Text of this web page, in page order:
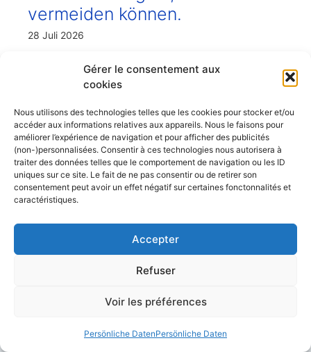
Gérer le consentement aux
cookies
Nous utilisons des technologies telles que les cookies pour stocker et/ou
accéder aux informations relatives aux appareils. Nous le faisons pour
améliorer l’expérience de navigation et pour afficher des publicités
(non-)personnalisées. Consentir à ces technologies nous autorisera à
traiter des données telles que le comportement de navigation ou les ID
uniques sur ce site. Le fait de ne pas consentir ou de retirer son
consentement peut avoir un effet négatif sur certaines fonctonnalités et
caractéristiques.
Accepter
Refuser
Voir les préférences
Persönliche DatenPersönliche Daten
vermeiden können.
28 Juli 2026
Alleinsegeln erfordert etwas Organisation
und Vorsichtsmaßnahmen für eine sichere
Herausforderungen des Alleinsegelns an und
geben wir einige Tipps für eine reibungslose
und angenehme Tour. Allein im eigenen Boot
zu segeln ist nicht nur den Skippern der
Vendée Globe vorbehalten. Alleinsegeln
beschränkt sich nicht auf
Ozeanüberquerungen, die professionellen
Skippern oder Amateurseglern ...